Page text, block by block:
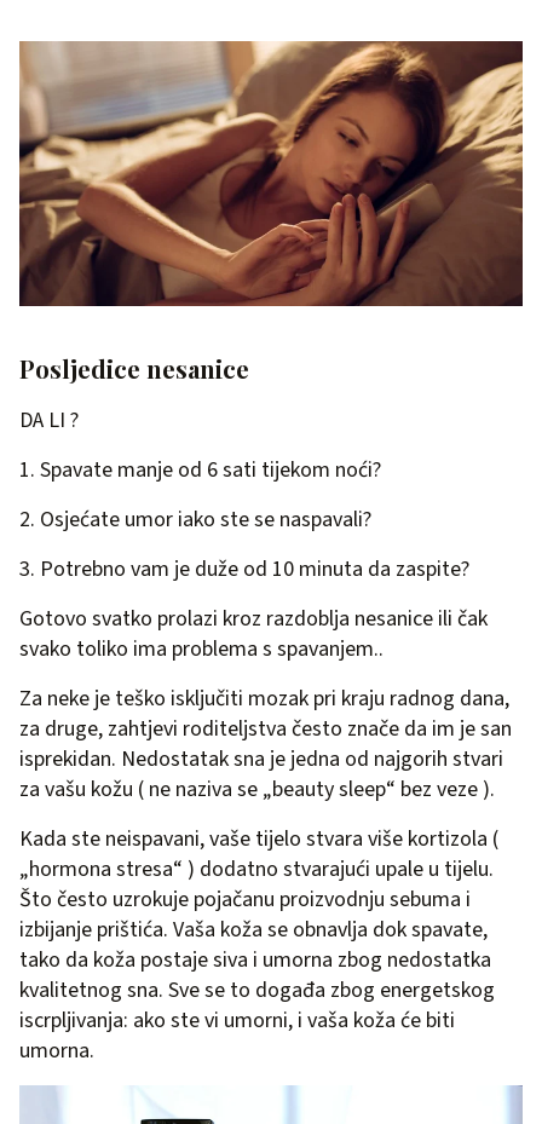
Posljedice nesanice
DA LI ?
1. Spavate manje od 6 sati tijekom noći?
2. Osjećate umor iako ste se naspavali?
3. Potrebno vam je duže od 10 minuta da zaspite?
Gotovo svatko prolazi kroz razdoblja nesanice ili čak
svako toliko ima problema s spavanjem..
Za neke je teško isključiti mozak pri kraju radnog dana,
za druge, zahtjevi roditeljstva često znače da im je san
isprekidan. Nedostatak sna je jedna od najgorih stvari
za vašu kožu ( ne naziva se „beauty sleep“ bez veze ).
Kada ste neispavani, vaše tijelo stvara više kortizola (
„hormona stresa“ ) dodatno stvarajući upale u tijelu.
Što često uzrokuje pojačanu proizvodnju sebuma i
izbijanje prištića. Vaša koža se obnavlja dok spavate,
tako da koža postaje siva i umorna zbog nedostatka
kvalitetnog sna. Sve se to događa zbog energetskog
iscrpljivanja: ako ste vi umorni, i vaša koža će biti
umorna.